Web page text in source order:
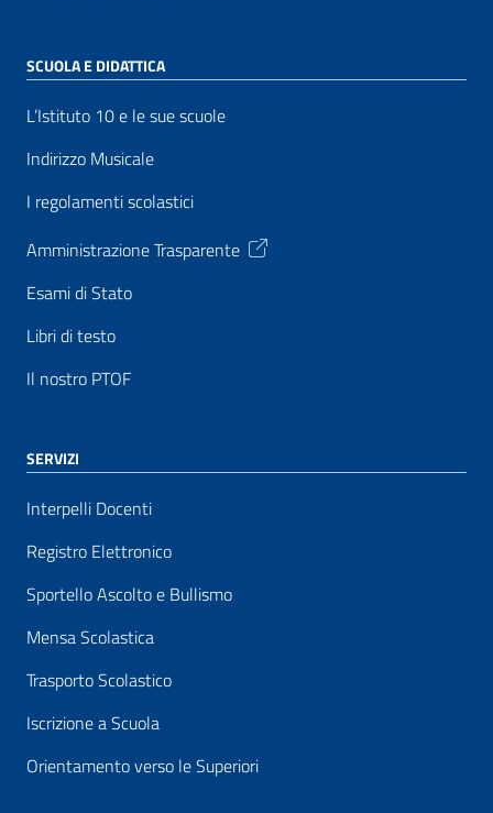
SCUOLA E DIDATTICA
L’Istituto 10 e le sue scuole
Indirizzo Musicale
I regolamenti scolastici
Amministrazione Trasparente
Esami di Stato
Libri di testo
Il nostro PTOF
SERVIZI
Interpelli Docenti
Registro Elettronico
Sportello Ascolto e Bullismo
Mensa Scolastica
Trasporto Scolastico
Iscrizione a Scuola
Orientamento verso le Superiori